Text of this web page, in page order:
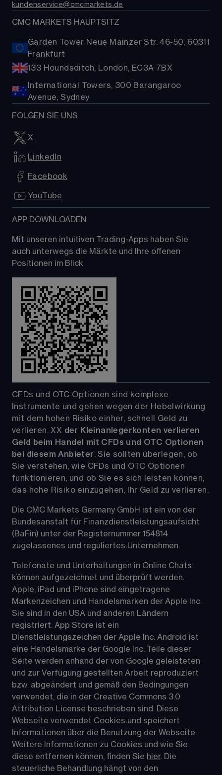
Aktien-Baskets
Hilfe
Presse
kundenservice@cmcmarkets.de
CMC MARKETS HAUPTSITZ
Garden Tower Neue Mainzer Str. 46-50, 60311
Frankfurt
133 Houndsditch, London, EC3A 7BX
International Towers, 300 Barangaroo
Avenue, Sydney
FOLGEN SIE UNS
X
LinkedIn
Facebook
YouTube
APP DOWNLOADEN
Mit unseren intuitiven Trading-Apps haben Sie
auch unterwegs die Märkte und Ihre offenen
Positionen im Blick
CFDs und OTC Optionen sind komplexe
Instrumente und gehen wegen der Hebelwirkung
mit dem hohen Risiko einher, schnell Geld zu
verlieren. XX der Kleinanlegerkonten verlieren
Geld beim Handel mit CFDs und OTC Optionen
bei diesem Anbieter. Sie sollten überlegen, ob
Sie verstehen, wie CFDs und OTC Optionen
funktionieren, und ob Sie es sich leisten können,
das hohe Risiko einzugehen, Ihr Geld zu verlieren.
Die CMC Markets Germany GmbH ist ein von der
Bundesanstalt für Finanzdienstleistungsaufsicht
(BaFin) unter der Registernummer 154814
zugelassenes und reguliertes Unternehmen.
Telefonate und Unterhaltungen in Online Chats
können aufgezeichnet und überprüft werden.
Apple, iPad und iPhone sind eingetragene
Markenzeichen und Handelsmarken der Apple Inc.
Sie sind in den USA und anderen Ländern
registriert. App Store ist ein
Dienstleistungszeichen der Apple Inc. Android ist
eine Handelsmarke der Google Inc. Teile dieser
Seite werden anhand der von Google geleisteten
und zur Verfügung gestellten Arbeit reproduziert
bzw. abgeändert und gemäß den Bedingungen
verwendet, die in der Creative Commons 3.0
Attribution License beschrieben sind. Diese
Webseite verwendet Cookies und speichert
Informationen über die Benutzung der Webseite.
Weitere Informationen zu Cookies und wie Sie
diese entfernen können, finden Sie hier. Die
steuerliche Behandlung hängt von den